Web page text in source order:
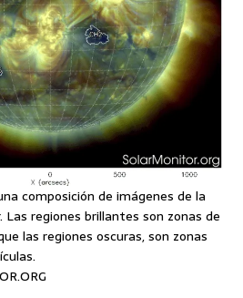
composición de imágenes de la
regiones brillantes son zonas de
las regiones oscuras, son zonas